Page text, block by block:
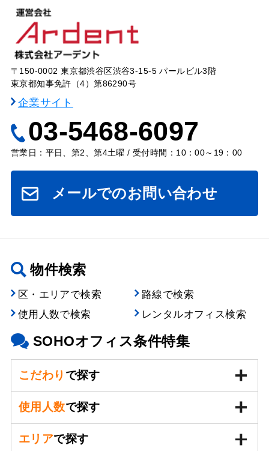
〒150-0002 東京都渋谷区渋谷3-15-5 パールビル3階
東京都知事免許（4）第86290号
企業サイト
03-5468-6097
営業日：平日、第2、第4土曜 / 受付時間：10：00～19：00
メールでのお問い合わせ
物件検索
区・エリアで検索
路線で検索
使用人数で検索
レンタルオフィス検索
SOHOオフィス条件特集
こだわり で探す
使用人数で探す
エリアで探す